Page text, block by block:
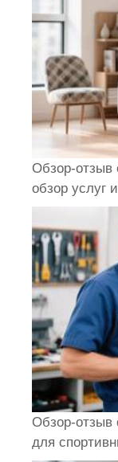
Обзор-
обзор услуг
Обзор-отзыв
для